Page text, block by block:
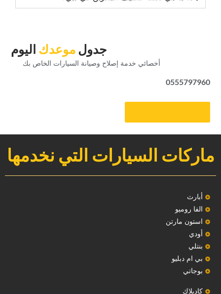
‏جدول‏‏موعدك‏ ‏اليوم‏
‏أخصائي خدمة إصلاح وصيانة السيارات الخاص بك‏
0555797960
ماركات السيارات التي نخدمها
‏أبارث‏
الفا روميو
استون مارتن
أودي
بنتلي
بي ام دبليو
بوجاتي
كاديلاك